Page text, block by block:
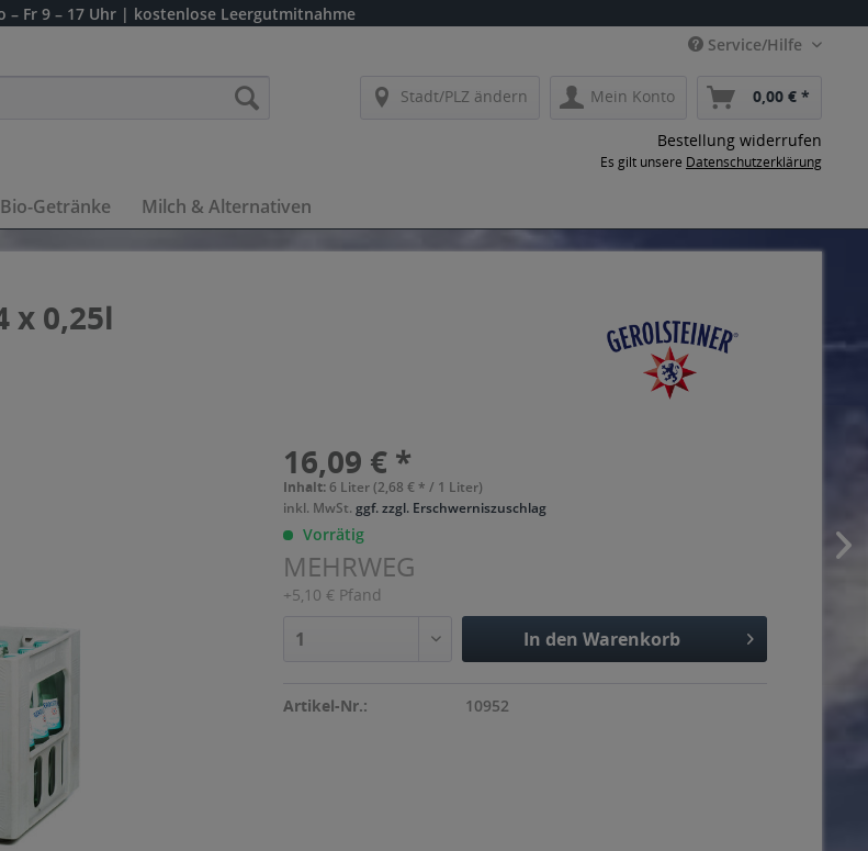
– Fr 9 – 17 Uhr | kostenlose Leergutmitnahme
Service/Hilfe
Stadt/PLZ ändern Mein Konto 0,00 € *
Bestellung widerrufen
Es gilt unsere Datenschutzerklärung
Bio-Getränke Milch & Alternativen
x 0,25l
16,09 € *
Inhalt: 6 Liter (2,68 € * / 1 Liter)
inkl. MwSt.ggf. zzgl. Erschwerniszuschlag
Vorrätig
MEHRWEG
+5,10 € Pfand
In den Warenkorb
Artikel-Nr.: 10952